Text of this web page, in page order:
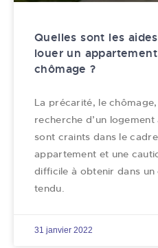
Quelles sont les
louer un
chômage ?
La précarité, le
recherche d’un
sont craints dans le
appartement et une
difficile à obtenir dans
tendu.
31 janvier 2022